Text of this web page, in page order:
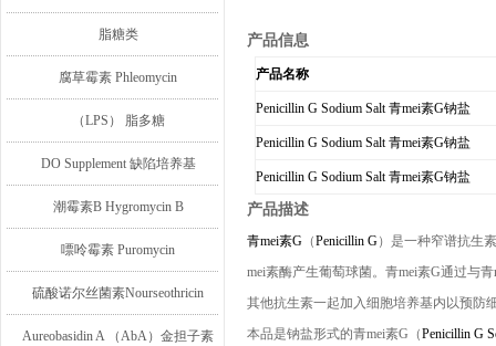
脂糖类
腐草霉素 Phleomycin
（LPS） 脂多糖
DO Supplement 缺陷培养基
潮霉素B Hygromycin B
嘌呤霉素 Puromycin
硫酸诺尔丝菌素Nourseothricin
Aureobasidin A （AbA）金担子素
产品信息
产品名称
Penicillin G Sodium Salt 青mei素G钠盐
Penicillin G Sodium Salt 青mei素G钠盐
Penicillin G Sodium Salt 青mei素G钠盐
产品描述
青mei素G （Penicillin G） 是一种窄谱抗生
mei素酶产生葡萄球菌。青mei素G通过与
其他抗生素一起加入细胞培养基内以预防
本品是钠盐形式的青mei素G（Penicillin G